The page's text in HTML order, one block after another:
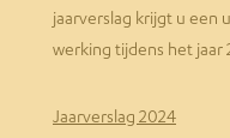
jaarverslag krijgt u een
werking tijdens het jaar
Jaarverslag 2024